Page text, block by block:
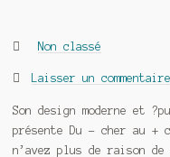
Catégories :
Non classé
Laisser un commentaire
Son design moderne et
présente Du - cher au +
n’avez plus de raison